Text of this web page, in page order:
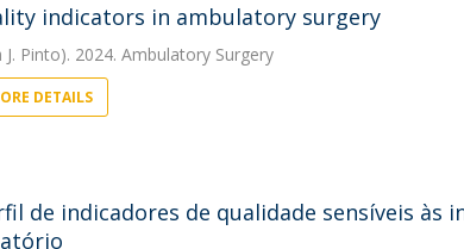
indicators in ambulatory surgery
J. Pinto). 2024. Ambulatory Surgery
DETAILS
de indicadores de qualidade sensíveis às